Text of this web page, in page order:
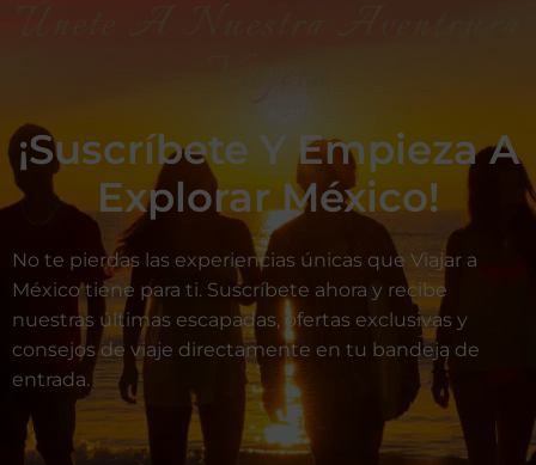
Viajera
¡Suscríbete Y Empieza A
Explorar México!
No te pierdas las experiencias únicas que Viajar a
México tiene para ti. Suscríbete ahora y recibe
nuestras últimas escapadas, ofertas exclusivas y
consejos de viaje directamente en tu bandeja de
entrada.